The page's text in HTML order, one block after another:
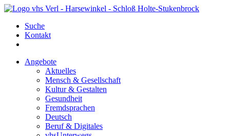
Suche
Kontakt
Angebote
Aktuelles
Mensch & Gesellschaft
Kultur & Gestalten
Gesundheit
Fremdsprachen
Deutsch
Beruf & Digitales